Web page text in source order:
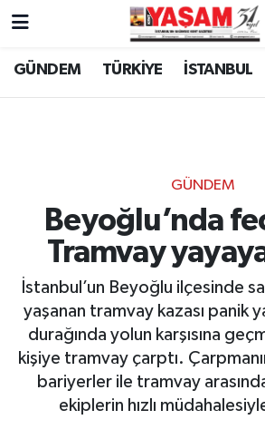
GÜNDEM TÜRKİYE İSTANBUL
GÜNDEM
Beyoğlu’nda
Tramvay
İstanbul’un Beyoğlu ilçesinde
yaşanan tramvay kazası panik
durağında yolun karşısına
kişiye tramvay çarptı.
bariyerler ile tramvay
ekiplerin hızlı